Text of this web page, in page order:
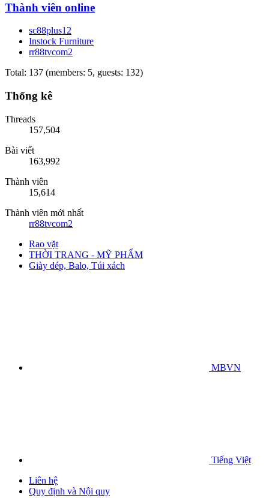
Thành viên online
sc88plus12
Instock Furniture
rr88tvcom2
Total: 137 (members: 5, guests: 132)
Thống kê
Threads
157,504
Bài viết
163,992
Thành viên
15,614
Thành viên mới nhất
rr88tvcom2
Rao vặt
THỜI TRANG - MỸ PHẨM
Giày dép, Balo, Túi xách
MBVN
Tiếng Việt
Liên hệ
Quy định và Nội quy